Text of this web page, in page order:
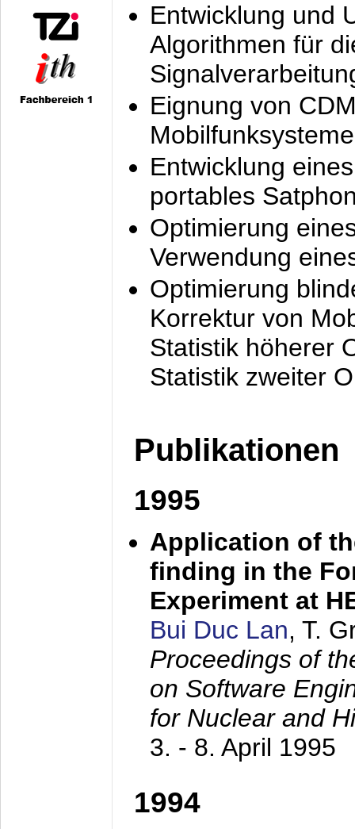
Entwicklung und
Algorithmen für
Eignung von
Mobilfunksysteme
Entwicklung
portables
Optimierung
Verwendung
Optimierung
Korrektur von
Statistik höherer
Statistik zweiter
Publikationen
1995
Application of
finding in the
Experiment at
Bui Duc Lan, T.
Proceedings of
on Software
for Nuclear and
3. - 8. April 1995
1994